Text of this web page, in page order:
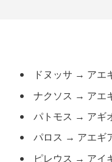
ドヌッサ → アエ
ナクソス → アエ
パトモス → アギ
パロス → アエギ
ピレウス → アイ